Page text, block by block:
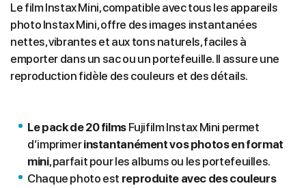
Le film Instax Mini, compatible avec tous les appareils
photo Instax Mini, offre des images instantanées
nettes, vibrantes et aux tons naturels, faciles à
emporter dans un sac ou un portefeuille. Il assure une
reproduction fidèle des couleurs et des détails.
Le pack de 20 filmsFujifilm Instax Mini permet
d’imprimerinstantanément vos photos en format
mini, parfait pour les albums ou les portefeuilles.
Chaque photo est reproduite avec des couleurs